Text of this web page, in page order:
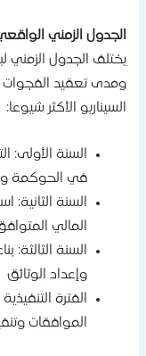
الزمني الواقعي
الجدول الزمني
تعقيد الفجوات
الأكثر شيوعا:
السنة الأولى:
في الحوكمة
السنة الثانية:
المالي المتوافق
السنة الثالثة:
وإعداد الوثائق
الموافقات وتنفيذ